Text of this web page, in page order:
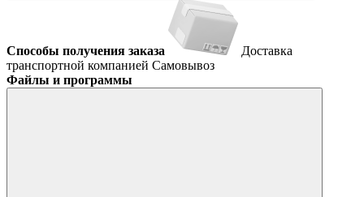
Способы получения заказа
Доставка
транспортной компанией Самовывоз
Файлы и программы